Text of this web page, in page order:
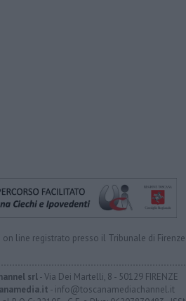
line registrato presso il Tribunale di
srl- Via Dei Martelli, 8 - 50129 FIRENZE
- info@toscanamediachannel.it